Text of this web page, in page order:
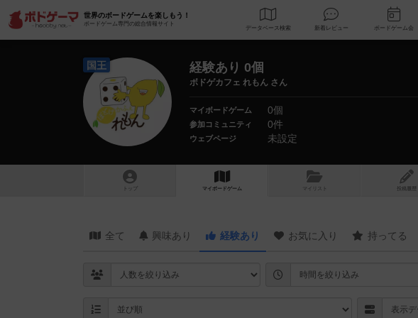
世界のボードゲームを楽しもう！
ボードゲーム専門の総合情報サイト
データベース 検索 新着レビュー
国王 経験あり 0個
ボドゲカフェ れもん さん
マイボードゲーム 0個
参加コミュニティ 0件
ウェブページ 未設定
トップ マイボードゲーム マイリスト 投稿履歴
全て 興味あり 経験あり お気に入り 持ってる